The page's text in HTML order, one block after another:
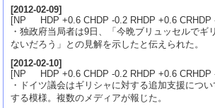
[2012-02-09]
[NP HDP +0.6 CHDP -0.2 RHDP +0.6 CRHDP
・独政府当局者は9日、「今晩ブリュッセルでギ
ないだろう」との見解を示したと伝えられた。
[2012-02-10]
[NP HDP +0.6 CHDP -0.2 RHDP +0.6 CRHDP
・ドイツ議会はギリシャに対する追加支援につ
する模様。複数のメディアが報じた。